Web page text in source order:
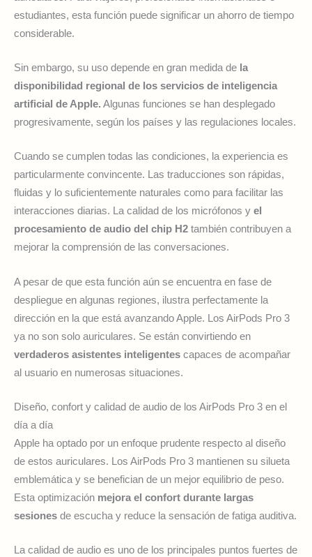
estudiantes, esta función puede significar un ahorro de tiempo
considerable.
Sin embargo, su uso depende en gran medida de la
disponibilidad regional de los servicios de inteligencia
artificial de Apple. Algunas funciones se han desplegado
progresivamente, según los países y las regulaciones locales.
Cuando se cumplen todas las condiciones, la experiencia es
particularmente convincente. Las traducciones son rápidas,
fluidas y lo suficientemente naturales como para facilitar las
interacciones diarias. La calidad de los micrófonos y el
procesamiento de audio del chip H2 también contribuyen a
mejorar la comprensión de las conversaciones.
A pesar de que esta función aún se encuentra en fase de
despliegue en algunas regiones, ilustra perfectamente la
dirección en la que está avanzando Apple. Los AirPods Pro 3
ya no son solo auriculares. Se están convirtiendo en
verdaderos asistentes inteligentes capaces de acompañar
al usuario en numerosas situaciones.
Diseño, confort y calidad de audio de los AirPods Pro 3 en el
día a día
Apple ha optado por un enfoque prudente respecto al diseño
de estos auriculares. Los AirPods Pro 3 mantienen su silueta
emblemática y se benefician de un mejor equilibrio de peso.
Esta optimización mejora el confort durante largas
sesiones de escucha y reduce la sensación de fatiga auditiva.
La calidad de audio es uno de los principales puntos fuertes de